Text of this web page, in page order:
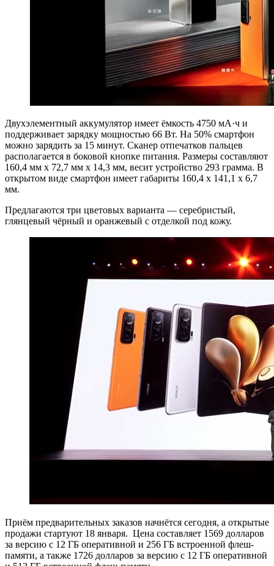
Двухэлементный аккумулятор имеет ёмкость 4750 мА·ч и
поддерживает зарядку мощностью 66 Вт. На 50% смартфон
можно зарядить за 15 минут. Сканер отпечатков пальцев
располагается в боковой кнопке питания. Размеры составляют
160,4 мм х 72,7 мм х 14,3 мм, весит устройство 293 грамма. В
открытом виде смартфон имеет габариты 160,4 x 141,1 x 6,7
мм.
Предлагаются три цветовых варианта — серебристый,
глянцевый чёрный и оранжевый с отделкой под кожу.
Приём предварительных заказов начнётся сегодня, а открытые
продажи стартуют 18 января. Цена составляет 1569 долларов
за версию с 12 ГБ оперативной и 256 ГБ встроенной флеш-
памяти, а также 1726 долларов за версию с 12 ГБ оперативной